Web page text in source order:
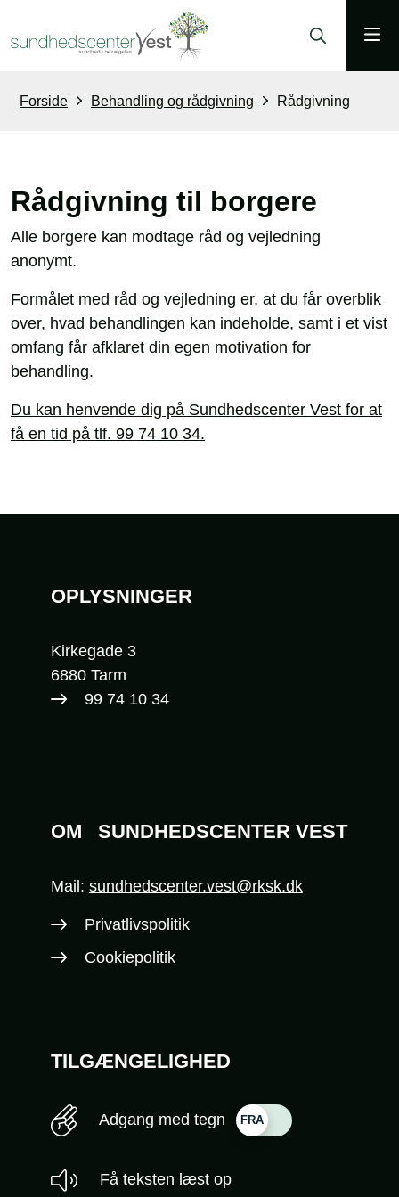
Forside Behandling og rådgivning Rådgivning
Rådgivning til borgere
Alle borgere kan modtage råd og vejledning
anonymt.
Formålet med råd og vejledning er, at du får overblik
over, hvad behandlingen kan indeholde, samt i et vist
omfang får afklaret din egen motivation for
behandling.
Du kan henvende dig på Sundhedscenter Vest for at
få en tid på tlf. 99 74 10 34.
OPLYSNINGER
Kirkegade 3
6880 Tarm
99 74 10 34​
OM SUNDHEDSCENTER VEST
Mail: sundhedscenter.vest@rksk.dk
Privatlivspolitik
Cookiepolitik
TILGÆNGELIGHED
Adgang med tegn
Få teksten læst op